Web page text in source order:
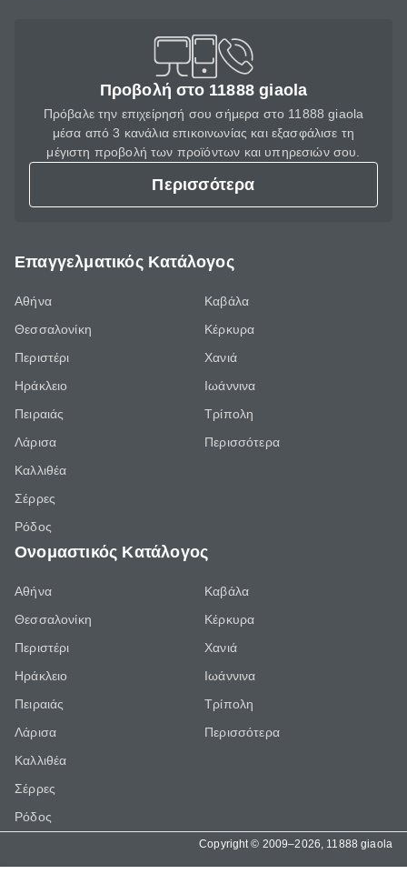
Προβολή στο 11888 giaola
Πρόβαλε την επιχείρησή σου σήμερα στο 11888 giaola
μέσα από 3 κανάλια επικοινωνίας και εξασφάλισε τη
μέγιστη προβολή των προϊόντων και υπηρεσιών σου.
Περισσότερα
Επαγγελματικός Κατάλογος
Αθήνα
Θεσσαλονίκη
Περιστέρι
Ηράκλειο
Πειραιάς
Λάρισα
Καλλιθέα
Σέρρες
Ρόδος
Καβάλα
Κέρκυρα
Χανιά
Ιωάννινα
Τρίπολη
Περισσότερα
Ονομαστικός Κατάλογος
Αθήνα
Θεσσαλονίκη
Περιστέρι
Ηράκλειο
Πειραιάς
Λάρισα
Καλλιθέα
Σέρρες
Ρόδος
Καβάλα
Κέρκυρα
Χανιά
Ιωάννινα
Τρίπολη
Περισσότερα
Copyright © 2009–2026, 11888 giaola